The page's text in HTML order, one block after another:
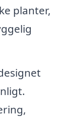
planter,